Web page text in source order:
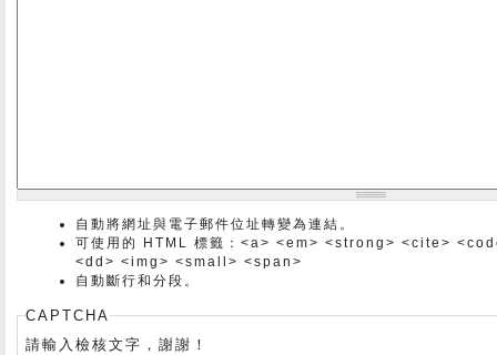
自動將網址與電子郵件位址轉變為連結。
可使用的 HTML 標籤：<a> <em> <strong> <cite>
<dd> <img> <small> <span>
自動斷行和分段。
CAPTCHA
請輸入檢核文字，謝謝！